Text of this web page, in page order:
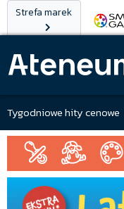
Strefa marek
Tygodniowe hity cenowe